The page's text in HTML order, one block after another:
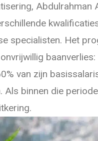
Abdulrahman
specialisten. Het
van zijn
Als binnen die